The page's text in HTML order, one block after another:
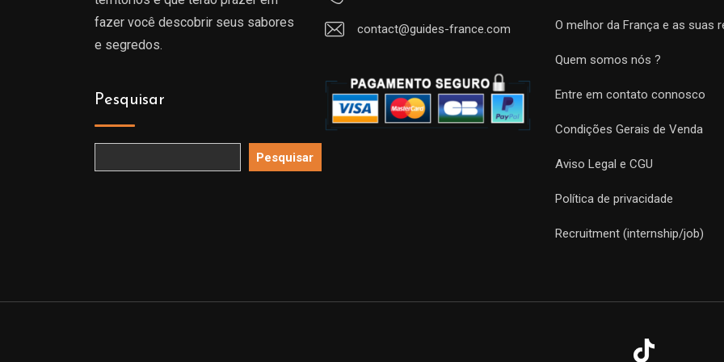
fazer você descobrir seus sabores
e segredos.
Pesquisar
Pesquisar
contact@guides-france.com O melhor da França e as suas
Quem somos nós ?
Entre em contato connosco
Condições Gerais de Venda
Aviso Legal e CGU
Política de privacidade
Recruitment (internship/job)